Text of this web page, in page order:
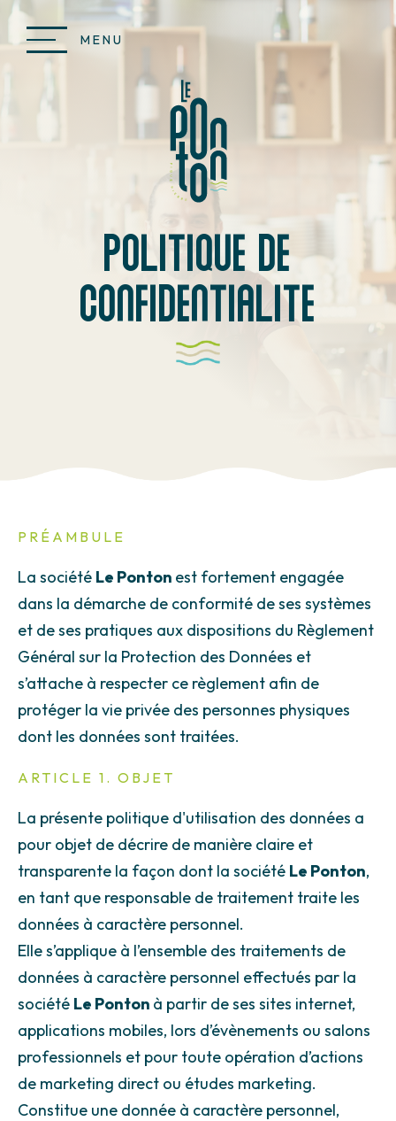
Aller
contenu
principal
MENU
Politique de
confidentialite
PRÉAMBULE
La société Le Ponton est fortement engagée
dans la démarche de conformité de ses systèmes
et de ses pratiques aux dispositions du Règlement
Général sur la Protection des Données et
s’attache à respecter ce règlement afin de
protéger la vie privée des personnes physiques
dont les données sont traitées.
ARTICLE 1. OBJET
La présente politique d'utilisation des données a
pour objet de décrire de manière claire et
transparente la façon dont la société Le Ponton,
en tant que responsable de traitement traite les
données à caractère personnel.
Elle s’applique à l’ensemble des traitements de
données à caractère personnel effectués par la
société Le Ponton à partir de ses sites internet,
applications mobiles, lors d’évènements ou salons
professionnels et pour toute opération d’actions
de marketing direct ou études marketing.
Constitue une donnée à caractère personnel,